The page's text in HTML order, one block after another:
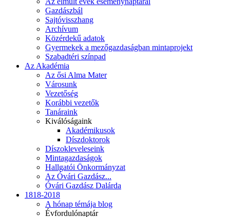
Gazdászbál
Sajtóvisszhang
Archívum
Közérdekű adatok
Gyermekek a mezőgazdaságban mintaprojekt
Szabadtéri színpad
Az Akadémia
Az ősi Alma Mater
Városunk
Vezetőség
Korábbi vezetők
Tanáraink
Kiválóságaink
Akadémikusok
Díszdoktorok
Díszokleveleseink
Mintagazdaságok
Hallgatói Önkormányzat
Az Óvári Gazdász...
Óvári Gazdász Dalárda
1818-2018
A hónap témája blog
Évfordulónaptár